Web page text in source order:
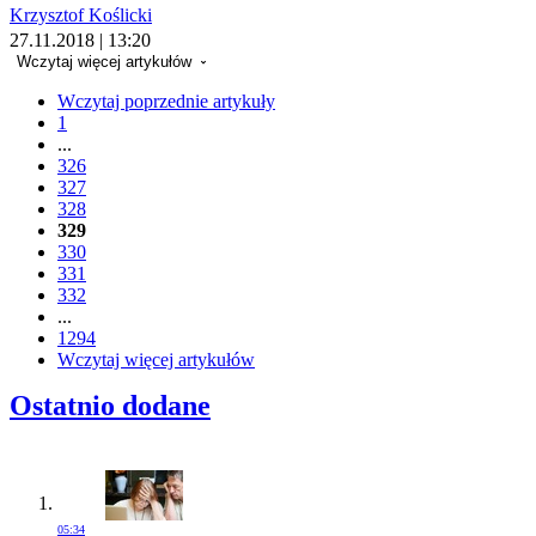
Krzysztof Koślicki
27.11.2018 | 13:20
Wczytaj więcej artykułów
Wczytaj poprzednie artykuły
1
...
326
327
328
329
330
331
332
...
1294
Wczytaj więcej artykułów
Ostatnio dodane
05:34